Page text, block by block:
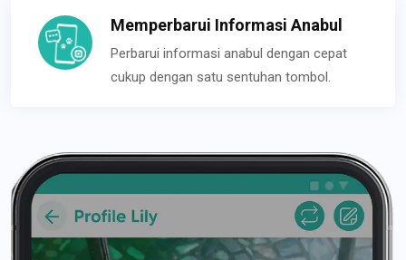
Memperbarui Informasi Anabul
Perbarui informasi anabul dengan cepat
cukup dengan satu sentuhan tombol.